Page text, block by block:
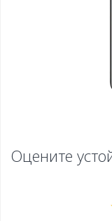
Оцените